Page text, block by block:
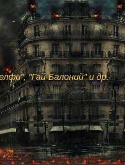
"Гай Балоний" и др.